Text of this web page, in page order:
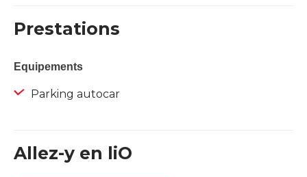
Prestations
Equipements
Parking autocar
Allez-y en liO